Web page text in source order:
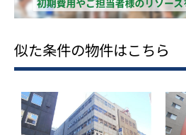
似た条件の物件はこちら